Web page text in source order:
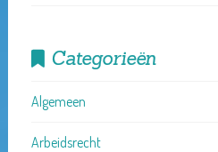
Categorieën
Algemeen
Arbeidsrecht